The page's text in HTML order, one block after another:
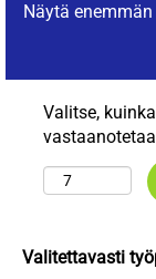
Näytä
Valitse,
Valitettavasti